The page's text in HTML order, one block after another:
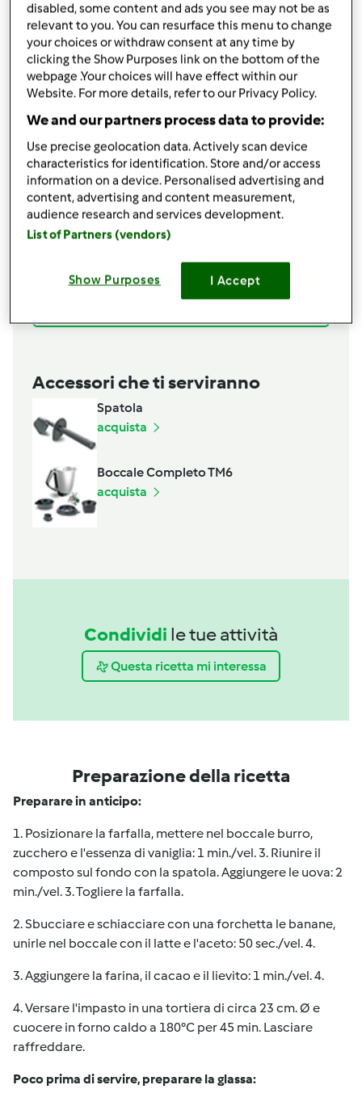
½cucchiainodi essenza di vaniglia
2uova
2 banane,(100 g)
130gdi latte
1cucchiaiodi aceto
50gdi cacao in polvere
1bustinadi lievito in polvere
Per la glassa alla ricotta:
180gdi zucchero a velo
75gdi ricotta
50gdi burro
½cucchiainodi essenza di vaniglia
fiori di zucchero q.b.
Accessori che ti serviranno
Spatola
acquista
Boccale Completo TM6
acquista
Condividi le tue attività
Questa ricetta mi interessa
Preparazione della ricetta
Preparare in anticipo:
1. Posizionare la farfalla, mettere nel boccale burro,
zucchero e l'essenza di vaniglia: 1 min./vel. 3. Riunire il
composto sul fondo con la spatola. Aggiungere le uova: 2
min./vel. 3. Togliere la farfalla.
2. Sbucciare e schiacciare con una forchetta le banane,
unirle nel boccale con il latte e l'aceto: 50 sec./vel. 4.
3. Aggiungere la farina, il cacao e il lievito: 1 min./vel. 4.
4. Versare l'impasto in una tortiera di circa 23 cm. Ø e
cuocere in forno caldo a 180°C per 45 min. Lasciare
raffreddare.
Poco prima di servire, preparare la glassa:
disabled, some content and ads you see may not be as
relevant to you. You can resurface this menu to change
your choices or withdraw consent at any time by
clicking the Show Purposes link on the bottom of the
webpage .Your choices will have effect within our
Website. For more details, refer to our Privacy Policy.
We and our partners process data to provide:
Use precise geolocation data. Actively scan device
characteristics for identification. Store and/or access
information on a device. Personalised advertising and
content, advertising and content measurement,
audience research and services development.
List of Partners (vendors)
Show Purposes I Accept